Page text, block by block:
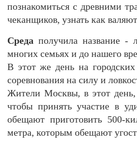
познакомиться с древними
чеканщиков, узнать как
Среда получила название -
многих семьях и до нашего
В этот же день на
соревнования на силу и
Жители Москвы, в этот день,
чтобы принять участие в
обещают приготовить 500-
метра, которым обещают